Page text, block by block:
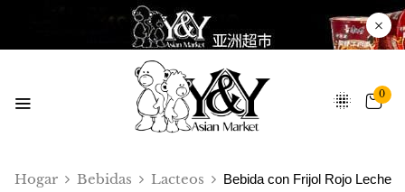
0
Hogar Bebidas Lacteos
Bebida con Frijol Rojo Leche